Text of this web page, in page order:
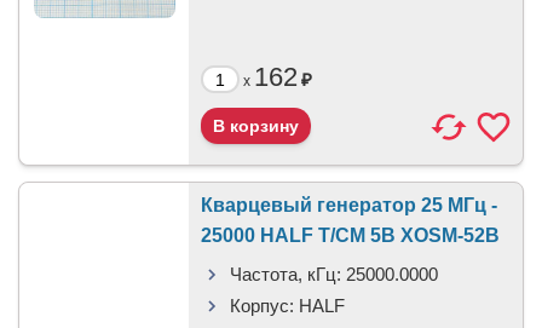
x 162₽
Кварцевый генератор 25 МГц -
25000 HALF T/CM 5В XOSM-52B
Частота, кГц: 25000.0000
Корпус: HALF